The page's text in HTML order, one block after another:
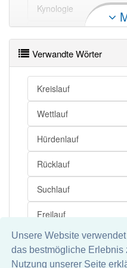
Unsere Website
das bestmögliche Erlebnis
Nutzung unserer Seite
Lauf
Strom
Lauf
Lauf
Lauf
Lauf
Lauf
Spurt
Lauf openthesaurus
Kynologie
Rutscher
Extremität
Ganzton
Abfahrtslauf
Gleiter
Abfolge
Gang
Projektil
Durchgang
Verwandte Wörter
Kreislauf
Wettlauf
Hürdenlauf
Rücklauf
Suchlauf
Freilauf
Wasserlauf
Arbeitsablauf